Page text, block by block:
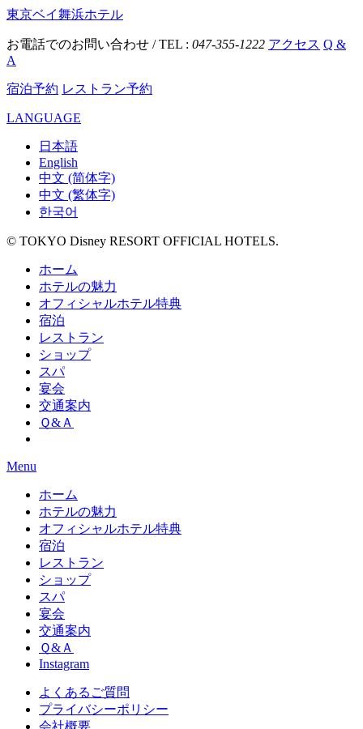
東京ベイ舞浜ホテル
お電話でのお問い合わせ / TEL : 047-355-1222 アクセス Q &
A
宿泊予約 レストラン予約
LANGUAGE
日本語
English
中文 (简体字)
中文 (繁体字)
한국어
© TOKYO Disney RESORT OFFICIAL HOTELS.
ホーム
ホテルの魅力
オフィシャルホテル特典
宿泊
レストラン
ショップ
スパ
宴会
交通案内
Ｑ&Ａ
Menu
ホーム
ホテルの魅力
オフィシャルホテル特典
宿泊
レストラン
ショップ
スパ
宴会
交通案内
Ｑ&Ａ
Instagram
よくあるご質問
プライバシーポリシー
会社概要